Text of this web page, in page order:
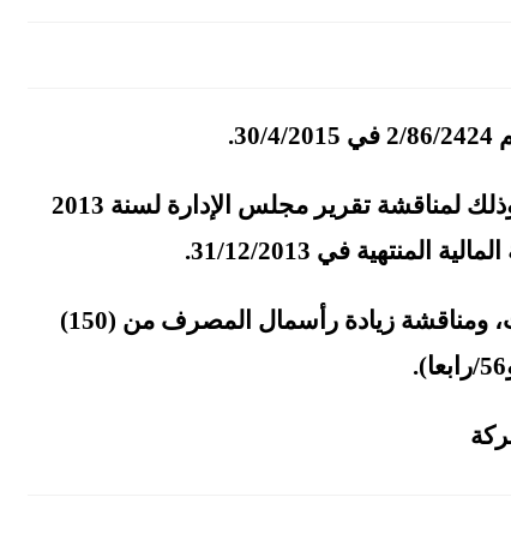
سيعقد اجتماع الهيئة العامة للشركة في 17/5/2015 وذلك لمناقشة تقرير مجلس الإدارة لسنة 2013
في 31/12/2013.
ومناقشة مقسوم الأرباح واحتجاز احتياطي التوسعات، ومناقشة زيادة رأسمال المصرف من (150)